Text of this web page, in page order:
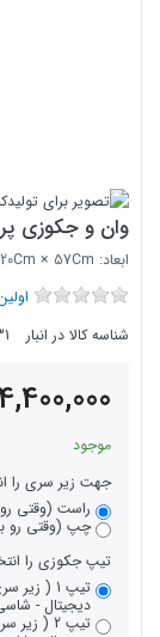
وان و جکوزی
ابعاد: ۱8۰Cm ×120Cm × 57Cm دونفره
شناسه کالا در انبار
موجود
جهت زیر سری را
راست (وقتی رو
چپ (وقتی رو
تیپ جکوزی را
تیپ 1 (
دیجیتال -
تیپ 2 (